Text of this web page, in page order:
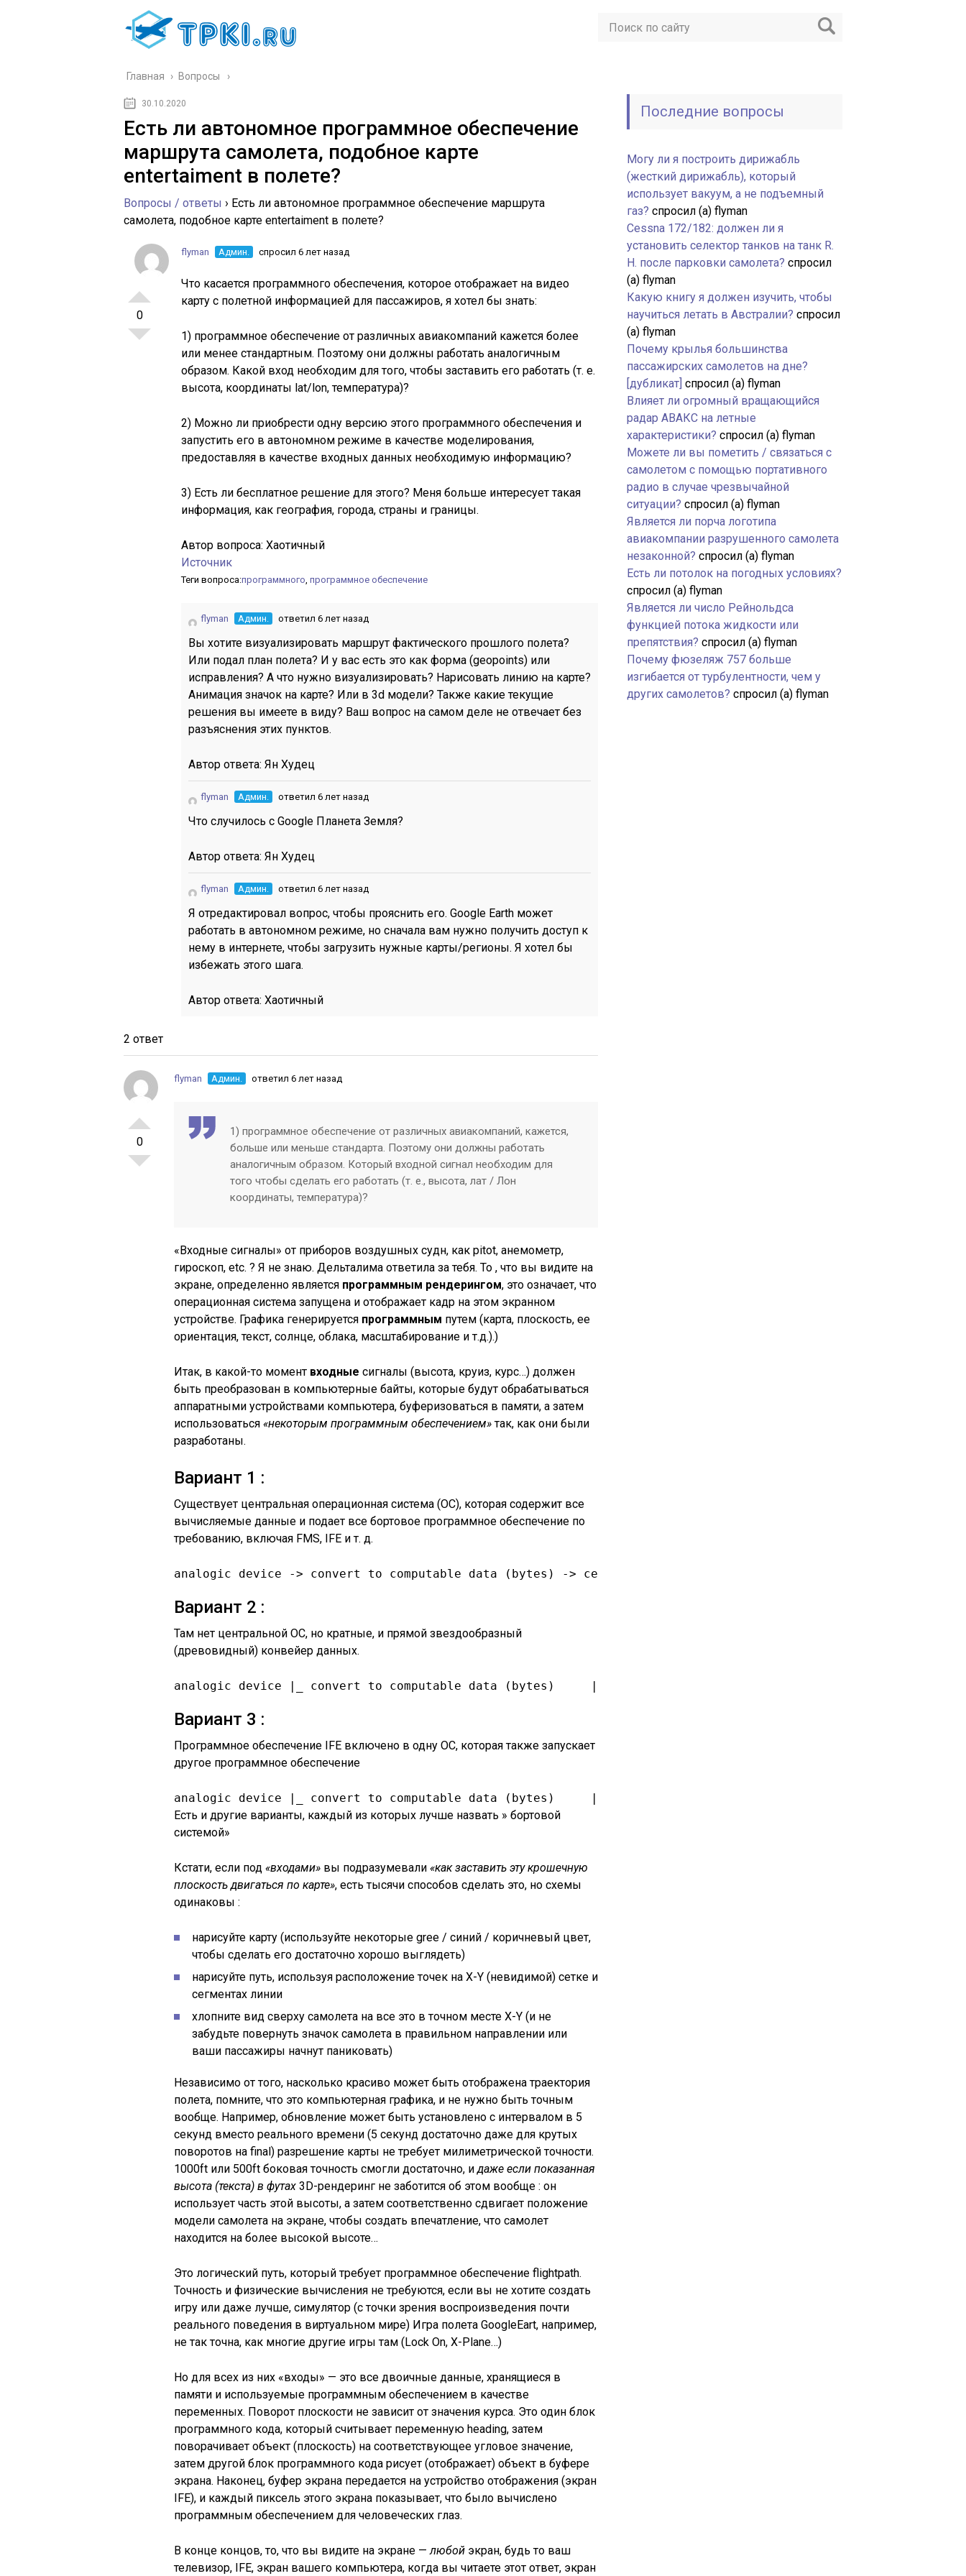
Главная › Вопросы
30.10.2020
Есть ли автономное программное обеспечение
маршрута самолета, подобное карте
entertaiment в полете?
Вопросы / ответы › Есть ли автономное программное обеспечение маршрута
самолета, подобное карте entertaiment в полете?
0
flyman Админ. спросил 6 лет назад
Что касается программного обеспечения, которое отображает на видео
карту с полетной информацией для пассажиров, я хотел бы знать:
1) программное обеспечение от различных авиакомпаний кажется более
или менее стандартным. Поэтому они должны работать аналогичным
образом. Какой вход необходим для того, чтобы заставить его работать (т. е.
высота, координаты lat/lon, температура)?
2) Можно ли приобрести одну версию этого программного обеспечения и
запустить его в автономном режиме в качестве моделирования,
предоставляя в качестве входных данных необходимую информацию?
3) Есть ли бесплатное решение для этого? Меня больше интересует такая
информация, как география, города, страны и границы.
Автор вопроса: Хаотичный
Источник
Теги вопроса:программного, программное обеспечение
flyman Админ. ответил 6 лет назад
Вы хотите визуализировать маршрут фактического прошлого полета?
Или подал план полета? И у вас есть это как форма (geopoints) или
исправления? А что нужно визуализировать? Нарисовать линию на карте?
Анимация значок на карте? Или в 3d модели? Также какие текущие
решения вы имеете в виду? Ваш вопрос на самом деле не отвечает без
разъяснения этих пунктов.
Автор ответа: Ян Худец
flyman Админ. ответил 6 лет назад
Что случилось с Google Планета Земля?
Автор ответа: Ян Худец
flyman Админ. ответил 6 лет назад
Я отредактировал вопрос, чтобы прояснить его. Google Earth может
работать в автономном режиме, но сначала вам нужно получить доступ к
нему в интернете, чтобы загрузить нужные карты/регионы. Я хотел бы
избежать этого шага.
Автор ответа: Хаотичный
2 ответ
0
flyman Админ. ответил 6 лет назад
1) программное обеспечение от различных авиакомпаний, кажется,
больше или меньше стандарта. Поэтому они должны работать
аналогичным образом. Который входной сигнал необходим для
того чтобы сделать его работать (т. е., высота, лат / Лон
координаты, температура)?
«Входные сигналы» от приборов воздушных судн, как pitot, анемометр,
гироскоп, etc. ? Я не знаю. Дельталима ответила за тебя. То , что вы видите на
экране, определенно является программным рендерингом, это означает, что
операционная система запущена и отображает кадр на этом экранном
устройстве. Графика генерируется программным путем (карта, плоскость, ее
ориентация, текст, солнце, облака, масштабирование и т.д.).)
Итак, в какой-то момент входные сигналы (высота, круиз, курс…) должен
быть преобразован в компьютерные байты, которые будут обрабатываться
аппаратными устройствами компьютера, буферизоваться в памяти, а затем
использоваться «некоторым программным обеспечением»так, как они были
разработаны.
Вариант 1 :
Существует центральная операционная система (ОС), которая содержит все
вычисляемые данные и подает все бортовое программное обеспечение по
требованию, включая FMS, IFE и т. д.
analogic device -> convert to computable data (bytes) -> central OS
Вариант 2 :
Там нет центральной ОС, но кратные, и прямой звездообразный
(древовидный) конвейер данных.
analogic device |_ convert to computable data (bytes)     |_ some software on some OS     |_ some software on
Вариант 3 :
Программное обеспечение IFE включено в одну ОС, которая также запускает
другое программное обеспечение
analogic device |_ convert to computable data (bytes)     |_ OS1 (cabin)     |   |_ IFE softwares     |
Есть и другие варианты, каждый из которых лучше назвать » бортовой
системой»
Кстати, если под «входами» вы подразумевали «как заставить эту крошечную
плоскость двигаться по карте», есть тысячи способов сделать это, но схемы
одинаковы :
нарисуйте карту (используйте некоторые gree / синий / коричневый цвет,
чтобы сделать его достаточно хорошо выглядеть)
нарисуйте путь, используя расположение точек на X-Y (невидимой) сетке и
сегментах линии
хлопните вид сверху самолета на все это в точном месте X-Y (и не
забудьте повернуть значок самолета в правильном направлении или
ваши пассажиры начнут паниковать)
Независимо от того, насколько красиво может быть отображена траектория
полета, помните, что это компьютерная графика, и не нужно быть точным
вообще. Например, обновление может быть установлено с интервалом в 5
секунд вместо реального времени (5 секунд достаточно даже для крутых
поворотов на final) разрешение карты не требует милиметрической точности.
1000ft или 500ft боковая точность смогли достаточно, идаже если показанная
высота (текста) в футах 3D-рендеринг не заботится об этом вообще : он
использует часть этой высоты, а затем соответственно сдвигает положение
модели самолета на экране, чтобы создать впечатление, что самолет
находится на более высокой высоте…
Это логический путь, который требует программное обеспечение flightpath.
Точность и физические вычисления не требуются, если вы не хотите создать
игру или даже лучше, симулятор (с точки зрения воспроизведения почти
реального поведения в виртуальном мире) Игра полета GoogleEart, например,
не так точна, как многие другие игры там (Lock On, X-Plane…)
Но для всех из них «входы» — это все двоичные данные, хранящиеся в
памяти и используемые программным обеспечением в качестве
переменных. Поворот плоскости не зависит от значения курса. Это один блок
программного кода, который считывает переменную heading, затем
поворачивает объект (плоскость) на соответствующее угловое значение,
затем другой блок программного кода рисует (отображает) объект в буфере
экрана. Наконец, буфер экрана передается на устройство отображения (экран
IFE), и каждый пиксель этого экрана показывает, что было вычислено
программным обеспечением для человеческих глаз.
В конце концов, то, что вы видите на экране —любой экран, будь то ваш
телевизор, IFE, экран вашего компьютера, когда вы читаете этот ответ, экран
Последние вопросы
Могу ли я построить дирижабль
(жесткий дирижабль), который
использует вакуум, а не подъемный
газ? спросил (а) flyman
Cessna 172/182: должен ли я
установить селектор танков на танк R.
H. после парковки самолета? спросил
(а) flyman
Какую книгу я должен изучить, чтобы
научиться летать в Австралии? спросил
(а) flyman
Почему крылья большинства
пассажирских самолетов на дне?
[дубликат] спросил (а) flyman
Влияет ли огромный вращающийся
радар АВАКС на летные
характеристики? спросил (а) flyman
Можете ли вы пометить / связаться с
самолетом с помощью портативного
радио в случае чрезвычайной
ситуации? спросил (а) flyman
Является ли порча логотипа
авиакомпании разрушенного самолета
незаконной? спросил (а) flyman
Есть ли потолок на погодных условиях?
спросил (а) flyman
Является ли число Рейнольдса
функцией потока жидкости или
препятствия? спросил (а) flyman
Почему фюзеляж 757 больше
изгибается от турбулентности, чем у
других самолетов? спросил (а) flyman